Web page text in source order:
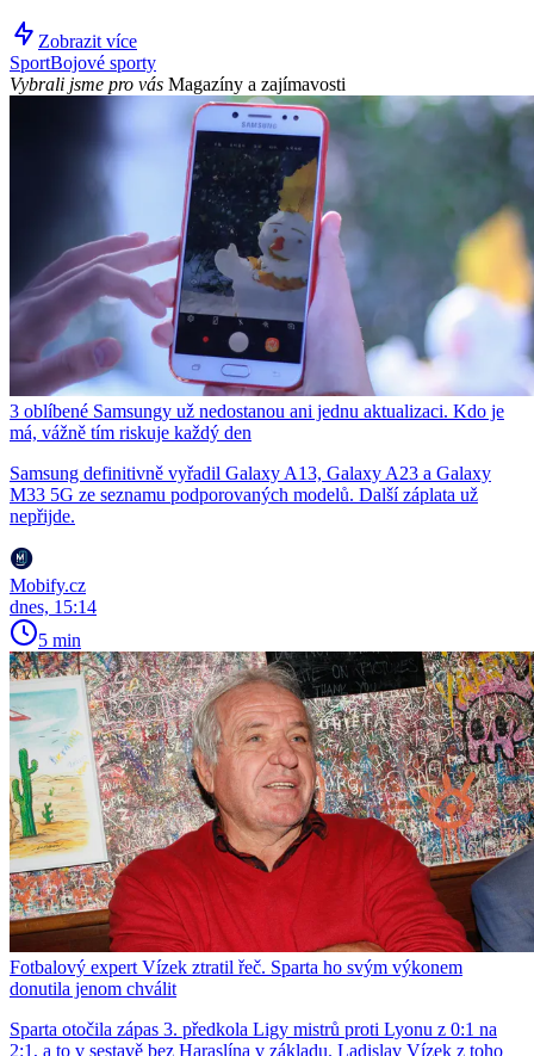
Zobrazit více
SportBojové sporty
Vybrali jsme pro vás Magazíny a zajímavosti
3 oblíbené Samsungy už nedostanou ani jednu aktualizaci. Kdo je
má, vážně tím riskuje každý den
Samsung definitivně vyřadil Galaxy A13, Galaxy A23 a Galaxy
M33 5G ze seznamu podporovaných modelů. Další záplata už
nepřijde.
Mobify.cz
dnes, 15:14
5 min
Fotbalový expert Vízek ztratil řeč. Sparta ho svým výkonem
donutila jenom chválit
Sparta otočila zápas 3. předkola Ligy mistrů proti Lyonu z 0:1 na
2:1, a to v sestavě bez Haraslína v základu. Ladislav Vízek z toho